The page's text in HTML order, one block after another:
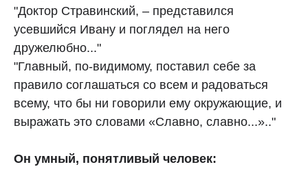
"Доктор Стравинский, – представился
усевшийся Ивану и поглядел на него
дружелюбно..."
"Главный, по‑видимому, поставил себе за
правило соглашаться со всем и радоваться
всему, что бы ни говорили ему окружающие, и
выражать это словами «Славно, славно...».."
Он умный, понятливый человек: